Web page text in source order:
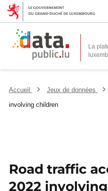
La
Accueil Jeux de données
involving children
Road traffic
2022